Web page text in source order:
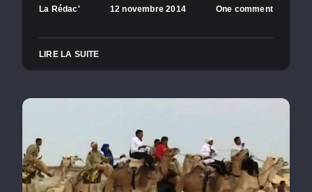
La Rédac' 12 novembre 2014 One comment
LIRE LA SUITE